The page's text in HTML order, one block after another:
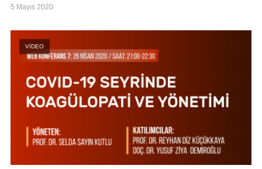
5 Mayıs 2020
VİDEO